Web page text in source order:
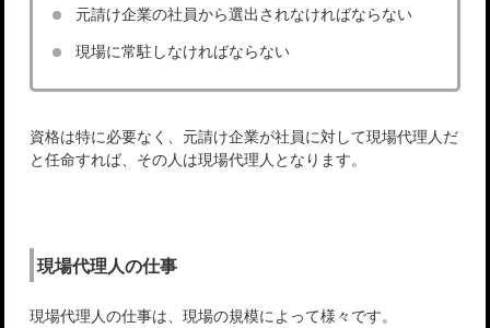
元請け企業の社員から選出されなければならない
現場に常駐しなければならない
資格は特に必要なく、元請け企業が社員に対して現場代理人だ
と任命すれば、その人は現場代理人となります。
現場代理人の仕事
現場代理人の仕事は、現場の規模によって様々です。